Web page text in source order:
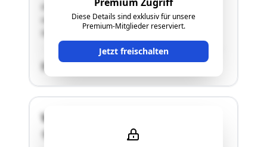
Premium Zugriff
Diese Details sind exklusiv für unsere
Premium-Mitglieder reserviert.
Jetzt freischalten
es sich um einen Vierkanthof (ca. 1800 m²
verbaute Fläche inkl. Innenhof) sowie
landwirtschaftliche Grundstücke."
SCHÄTZWERT
Waidern 23